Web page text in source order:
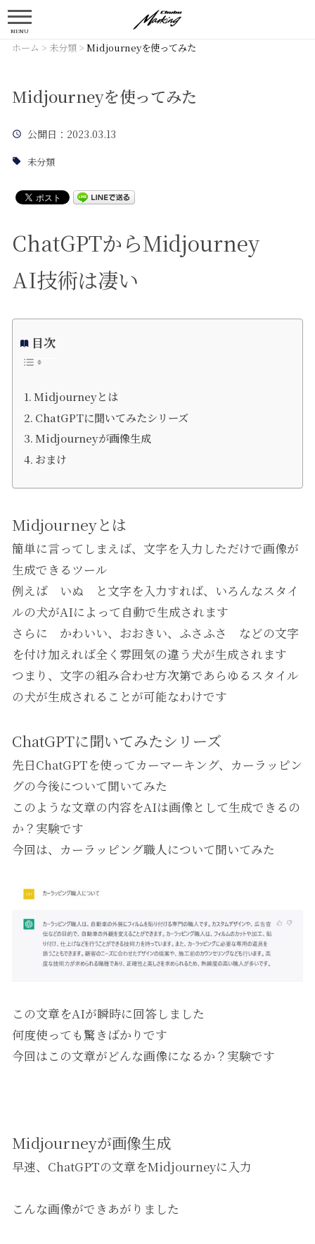
MENU
ホーム > 未分類> Midjourneyを使ってみた
Midjourneyを使ってみた
公開日 ：2023.03.13
未分類
ChatGPTからMidjourney
AI技術は凄い
目次
Midjourneyとは
ChatGPTに聞いてみたシリーズ
Midjourneyが画像生成
おまけ
Midjourneyとは
簡単に言ってしまえば、文字を入力しただけで画像が
生成できるツール
例えば いぬ と文字を入力すれば、いろんなスタイ
ルの犬がAIによって自動で生成されます
さらに かわいい、おおきい、ふさふさ などの文字
を付け加えれば全く雰囲気の違う犬が生成されます
つまり、文字の組み合わせ方次第であらゆるスタイル
の犬が生成されることが可能なわけです
ChatGPTに聞いてみたシリーズ
先日ChatGPTを使ってカーマーキング、カーラッピン
グの今後について聞いてみた
このような文章の内容をAIは画像として生成できるの
か？実験です
今回は、カーラッピング職人について聞いてみた
この文章をAIが瞬時に回答しました
何度使っても驚きばかりです
今回はこの文章がどんな画像になるか？実験です
Midjourneyが画像生成
早速、ChatGPTの文章をMidjourneyに入力
こんな画像ができあがりました